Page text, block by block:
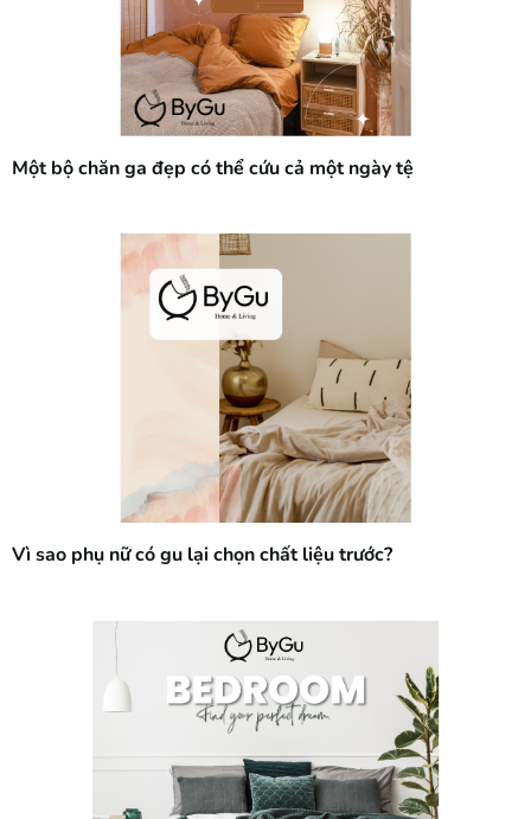
Một bộ chăn ga đẹp có thể cứu cả một ngày tệ
Vì sao phụ nữ có gu lại chọn chất liệu trước?